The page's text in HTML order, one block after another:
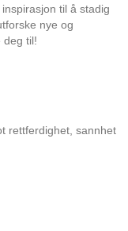
til å stadig
nye og
deg til!
rettferdighet, sannhet